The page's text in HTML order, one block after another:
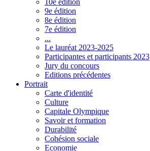
9e édition
8e édition
7e édition
...
Le lauréat 2023-2025
Participantes et participants 2023
Jury du concours
Editions précédentes
Portrait
Carte d'identité
Culture
Capitale Olympique
Savoir et formation
Durabilité
Cohésion sociale
Economie